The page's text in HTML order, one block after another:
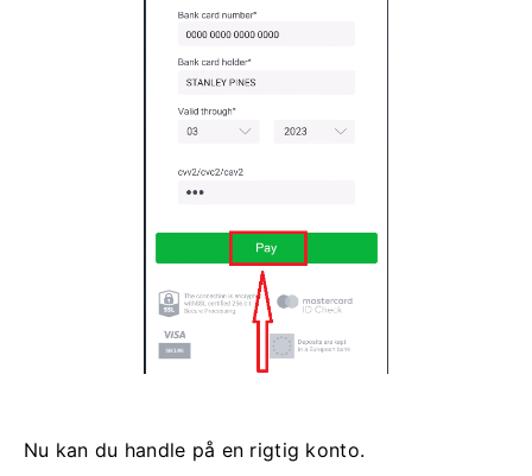
Nu kan du handle på en rigtig konto.